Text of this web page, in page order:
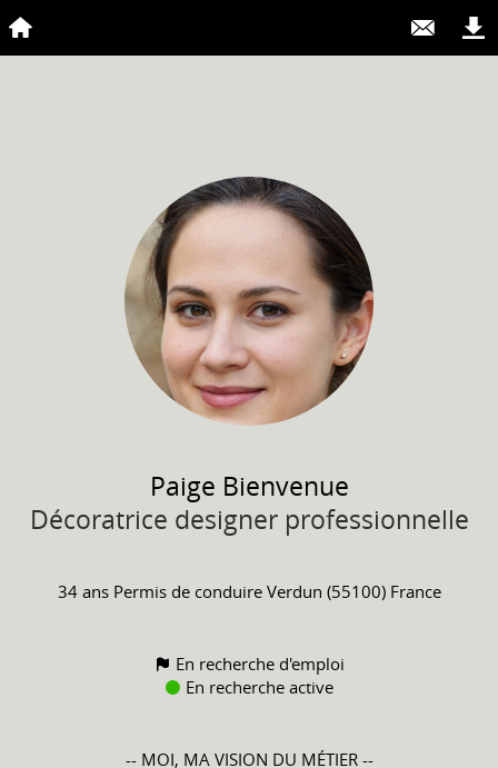
Paige Bienvenue
Décoratrice designer professionnelle
34 ans Permis de conduire Verdun (55100) France
En recherche d'emploi
En recherche active
-- MOI, MA VISION DU MÉTIER --